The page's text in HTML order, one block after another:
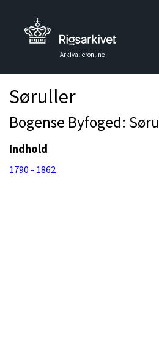
Arkivalieronline
Søruller
Bogense Byfoged:
Indhold
1790 - 1862